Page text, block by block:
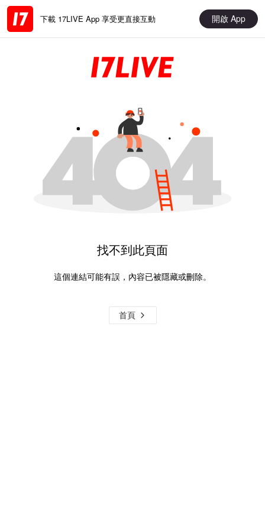
下載 17LIVE App 享受更直接互動 開啟 App
找不到此頁面
這個連結可能有誤，內容已被隱藏或刪除。
首頁